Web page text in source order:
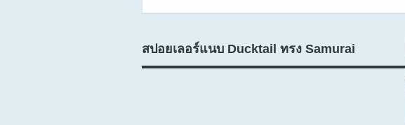
สปอยเลอร์แนบ Ducktail ทรง Samurai